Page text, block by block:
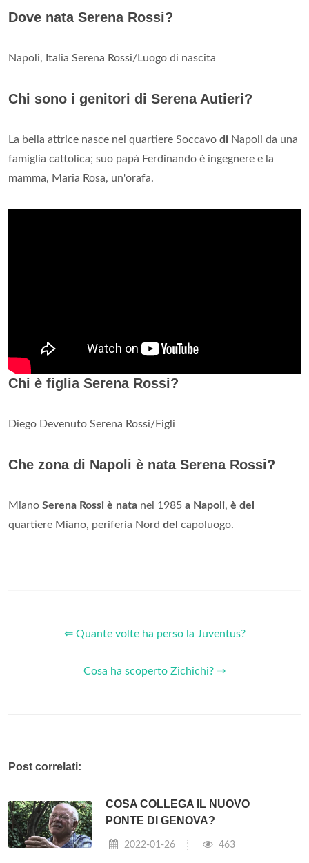
Dove nata Serena Rossi?
Napoli, Italia Serena Rossi/Luogo di nascita
Chi sono i genitori di Serena Autieri?
La bella attrice nasce nel quartiere Soccavo di Napoli da una
famiglia cattolica; suo papà Ferdinando è ingegnere e la
mamma, Maria Rosa, un'orafa.
Chi è figlia Serena Rossi?
Diego Devenuto Serena Rossi/Figli
Che zona di Napoli è nata Serena Rossi?
Miano Serena Rossi è nata nel 1985 a Napoli, è del
quartiere Miano, periferia Nord del capoluogo.
⇐ Quante volte ha perso la Juventus?
Cosa ha scoperto Zichichi? ⇒
Post correlati:
COSA COLLEGA IL NUOVO
PONTE DI GENOVA?
2022-01-26 463